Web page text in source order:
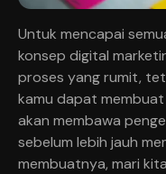
Untuk mencapai
konsep digital
proses yang rumit,
kamu dapat
akan membawa
sebelum lebih jauh
membuatnya, mari